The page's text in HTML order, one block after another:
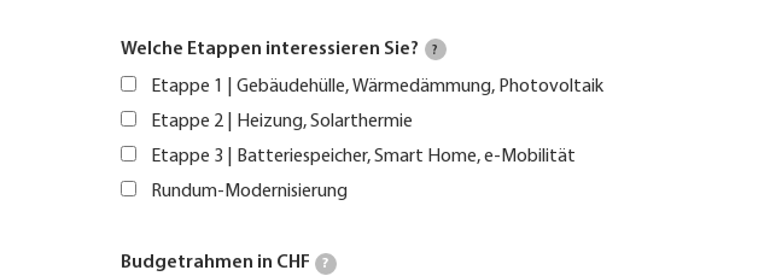
Welche Etappen interessieren Sie? ?
Etappe 1 | Gebäudehülle, Wärmedämmung, Photovoltaik
Etappe 2 | Heizung, Solarthermie
Etappe 3 | Batteriespeicher, Smart Home, e-Mobilität
Rundum-Modernisierung
Budgetrahmen in CHF ?